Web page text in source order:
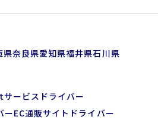
県奈良県愛知県福井県石川県
ービスドライバー
ーEC通販サイトドライバー